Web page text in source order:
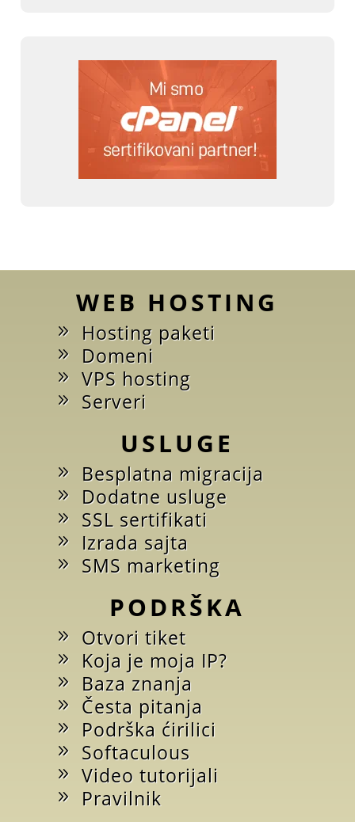
WEB HOSTING
Hosting paketi
Domeni
VPS hosting
Serveri
USLUGE
Besplatna migracija
Dodatne usluge
SSL sertifikati
Izrada sajta
SMS marketing
PODRŠKA
Otvori tiket
Koja je moja IP?
Baza znanja
Česta pitanja
Podrška ćirilici
Softaculous
Video tutorijali
Pravilnik